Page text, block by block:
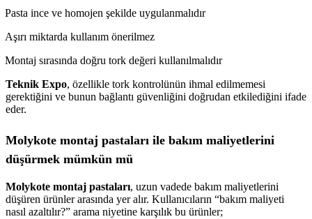
Pasta ince ve homojen şekilde uygulanmalıdır
Aşırı miktarda kullanım önerilmez
Montaj sırasında doğru tork değeri kullanılmalıdır
Teknik Expo, özellikle tork kontrolünün ihmal edilmemesi
gerektiğini ve bunun bağlantı güvenliğini doğrudan etkilediğini ifade
eder.
Molykote montaj pastaları ile bakım maliyetlerini
düşürmek mümkün mü
Molykote montaj pastaları, uzun vadede bakım maliyetlerini
düşüren ürünler arasında yer alır. Kullanıcıların “bakım maliyeti
nasıl azaltılır?” arama niyetine karşılık bu ürünler;